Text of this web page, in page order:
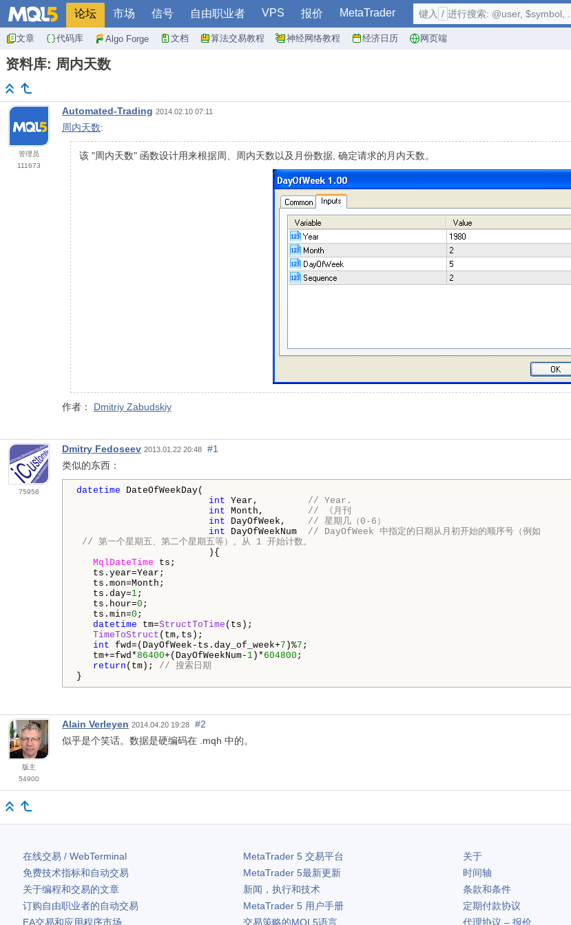
论坛 市场 信号 自由职业者 VPS 报价 MetaTrader
文章 代码库 Algo Forge 文档 算法交易教程 神经网络教程 经济日历 网页端
键入 / 进行搜索: @user, $symbol, ...
资料库: 周内天数
管理员
111673
Automated-Trading 2014.02.10 07:11
周内天数:
该 "周内天数" 函数设计用来根据周、周内天数以及月份数据, 确定请求的月内天数。
作者： Dmitriy Zabudskiy
75958
Dmitry Fedoseev 2013.01.22 20:48
#1
类似的东西：
datetime DateOfWeekDay(
int Year, // Year.
int Month, // 《月刊
int DayOfWeek, // 星期几（0-6）
int DayOfWeekNum // DayOfWeek 中指定的日期从月初开始的顺序号（例如
// 第一个星期五、第二个星期五等）。从 1 开始计数。
){
MqlDateTime ts;
ts.year=Year;
ts.mon=Month;
ts.day=1;
ts.hour=0 ;
ts.min=0 ;
datetime tm=StructToTime (ts);
TimeToStruct (tm,ts);
int fwd=(DayOfWeek-ts.day_of_week+7 )%7 ;
tm+=fwd*86400+(DayOfWeekNum- 1 )* 604800 ;
return (tm); // 搜索日期
}
版主
54900
Alain Verleyen 2014.04.20 19:28
#2
似乎是个笑话。数据是硬编码在 .mqh 中的。
在线交易 / WebTerminal
免费技术指标和自动交易
关于编程和交易的文章
订购自由职业者的自动交易
EA交易和应用程序市场
MetaTrader 5交易平台
MetaTrader 5最新更新
新闻，执行和技术
MetaTrader 5用户手册
交易策略的MQL5语言
关于
时间轴
条款和条件
定期付款协议
代理协议 – 报价